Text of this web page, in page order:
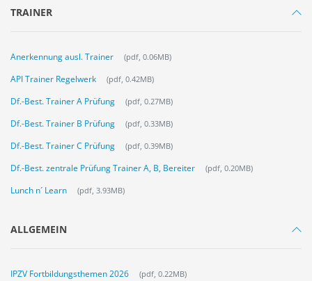
TRAINER
Anerkennung ausl. Trainer (pdf, 0.06MB)
API Trainer Regelwerk (pdf, 0.42MB)
Df.-Best. Trainer A Prüfung (pdf, 0.27MB)
Df.-Best. Trainer B Prüfung (pdf, 0.33MB)
Df.-Best. Trainer C Prüfung (pdf, 0.39MB)
Df.-Best. zentrale Prüfung Trainer A, B, Bereiter (pdf, 0.20MB)
Lunch n´ Learn (pdf, 3.93MB)
ALLGEMEIN
IPZV Fortbildungsthemen 2026 (pdf, 0.22MB)